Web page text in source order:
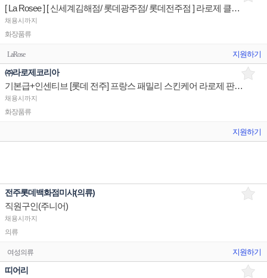
[ La Rosee ] [ 신세계김해점/ 롯데광주점/ 롯데전주점 ] 라로제 클린뷰티 매장유지 판매전문직원
채용시까지
화장품류
LaRose 지원하기
㈜라로제코리아
기본급+인센티브 [롯데 전주] 프랑스 패밀리 스킨케어 라로제 판매사원 채용
채용시까지
화장품류
지원하기
전주롯데백화점미샤(의류)
직원구인(주니어)
채용시까지
의류
여성의류 지원하기
띠어리